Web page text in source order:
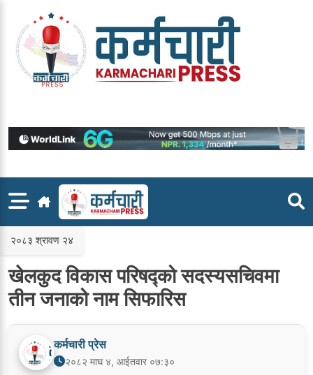
content
२०८३ श्रावण २४
खेलकुद विकास परिषद्को सदस्यसचिवमा
तीन जनाको नाम सिफारिस
कर्मचारी प्रेस
२०८२ माघ ४, आईतवार ०७:३०